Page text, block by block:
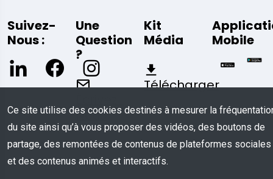
Suivez-
Nous :
Une
Question
?
Nous
Kit
Média
Télécharger
Mobile
Ce site utilise des cookies destinés à mesurer la
du site ainsi qu’à vous proposer des vidéos, des boutons de
partage, des remontées de contenus de plateformes sociales
et des contenus animés et interactifs.